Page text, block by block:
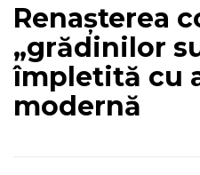
Renașterea
„grădinilor
împletită cu
modernă